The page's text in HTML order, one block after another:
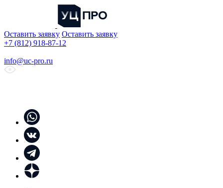
Оставить заявку Оставить заявку
+7 (812) 918-87-12
info@uc-pro.ru